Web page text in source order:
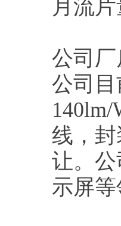
月流
公司厂
公司
线，
让。
示屏等